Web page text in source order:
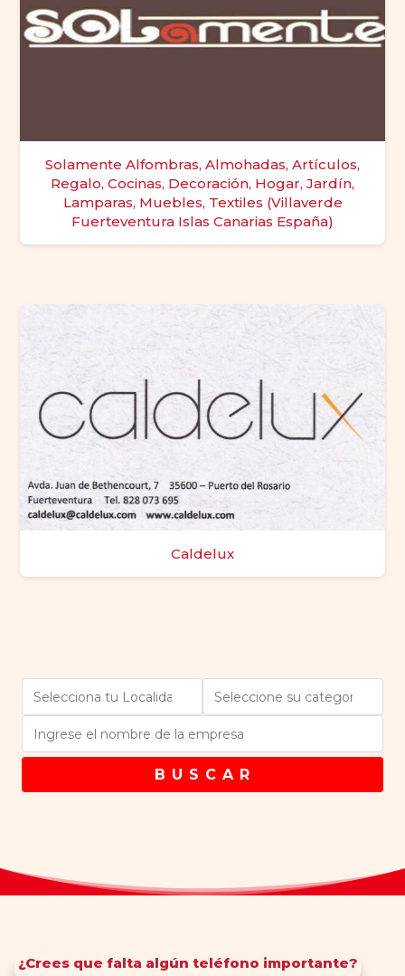
Solamente Alfombras, Almohadas, Artículos,
Regalo, Cocinas, Decoración, Hogar, Jardín,
Lamparas, Muebles, Textiles (Villaverde
Fuerteventura Islas Canarias España)
Caldelux
B U S C A R
¿Crees que falta algún teléfono importante?